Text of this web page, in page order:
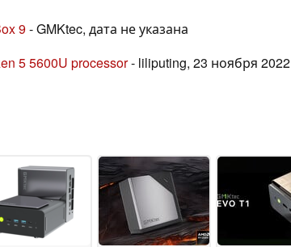
9- GMKtec, дата не указана
5 5600U processor- liliputing, 23 ноября 2022